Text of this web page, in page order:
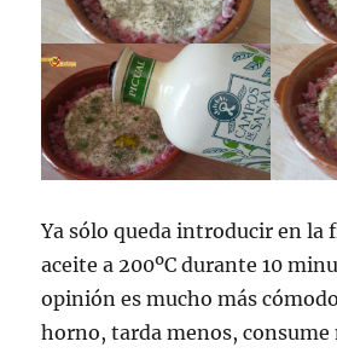
Ya sólo queda introducir en la
aceite a 200ºC durante 10
opinión es mucho más
horno, tarda menos, consume